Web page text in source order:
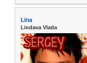
Lina
Lindava Vlada